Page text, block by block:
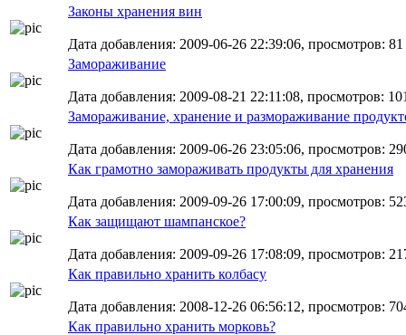
Законы хранения вин
Дата добавления: 2009-06-26 22:39:06, просмотров: 81
Замораживание
Дата добавления: 2009-08-21 22:11:08, просмотров:
Замораживание, хранение и размораживание
Дата добавления: 2009-06-26 23:05:06, просмотров:
Как грамотно замораживать продукты для хранения
Дата добавления: 2009-09-26 17:00:09, просмотров:
Как защищают шампанское?
Дата добавления: 2009-09-26 17:08:09, просмотров:
Как правильно хранить колбасу
Дата добавления: 2008-12-26 06:56:12, просмотров:
Как правильно хранить морковь?